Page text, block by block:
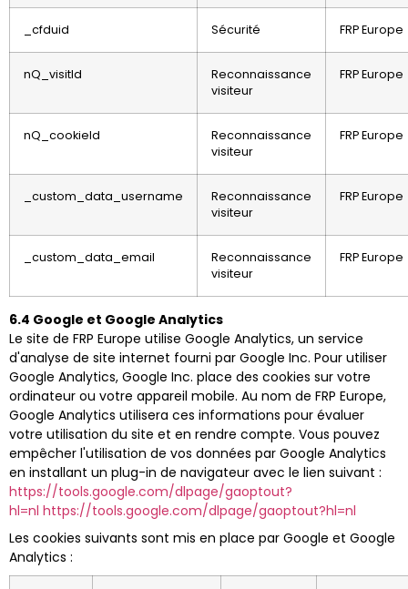
_cfduid Sécurité FRP Europe
nQ_visitId
Reconnaissance
visiteur
FRP Europe
nQ_cookieId
Reconnaissance
visiteur
FRP Europe
_custom_data_username
Reconnaissance
visiteur
FRP Europe
_custom_data_email
Reconnaissance
visiteur
FRP Europe
6.4 Google et Google Analytics
Le site de FRP Europe utilise Google Analytics, un service
d'analyse de site internet fourni par Google Inc. Pour utiliser
Google Analytics, Google Inc. place des cookies sur votre
ordinateur ou votre appareil mobile. Au nom de FRP Europe,
Google Analytics utilisera ces informations pour évaluer
votre utilisation du site et en rendre compte. Vous pouvez
empêcher l'utilisation de vos données par Google Analytics
en installant un plug-in de navigateur avec le lien suivant :
https://tools.google.com/dlpage/gaoptout?
hl=nl https://tools.google.com/dlpage/gaoptout?hl=nl
Les cookies suivants sont mis en place par Google et Google
Analytics :